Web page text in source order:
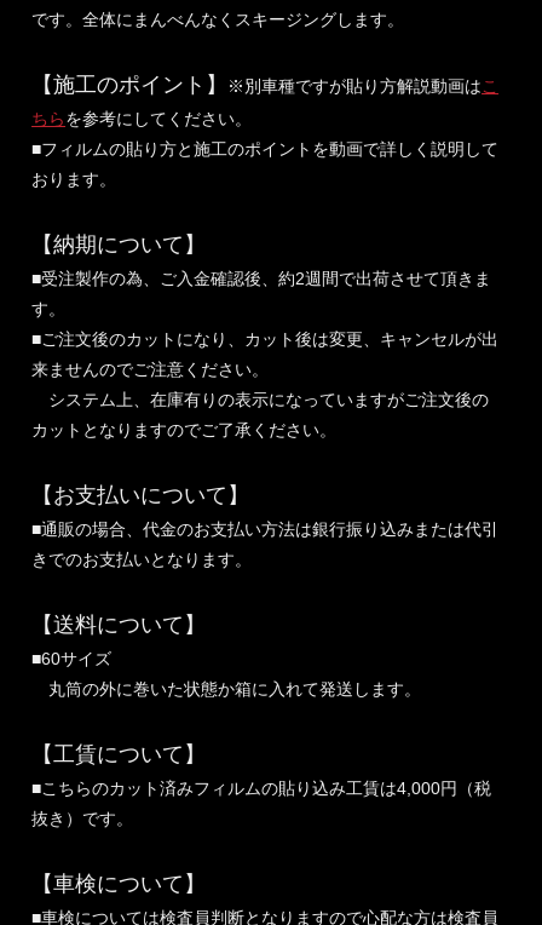
です。全体にまんべんなくスキージングします。
【施工のポイント】 ※別車種ですが貼り方解説動画はこ
ちらを参考にしてください。
■フィルムの貼り方と施工のポイントを動画で詳しく説明して
おります。
【納期について】
■受注製作の為、ご入金確認後、約2週間で出荷させて頂きま
す。
■ご注文後のカットになり、カット後は変更、キャンセルが出
来ませんのでご注意ください。
システム上、在庫有りの表示になっていますがご注文後の
カットとなりますのでご了承ください。
【お支払いについて】
■通販の場合、代金のお支払い方法は銀行振り込みまたは代引
きでのお支払いとなります。
【送料について】
■60サイズ
丸筒の外に巻いた状態か箱に入れて発送します。
【工賃について】
■こちらのカット済みフィルムの貼り込み工賃は4,000円（税
抜き）です。
【車検について】
■車検については検査員判断となりますので心配な方は検査員